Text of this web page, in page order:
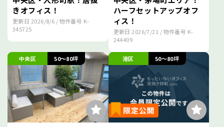
きオフィス！
更新日 2026/8/6 / 物件番号 K-
345725
ハーフセットアップオフ
ィス！
更新日2026/7/21 / 物件番号 K-
244409
中央区 50～80坪 港区 50～80坪